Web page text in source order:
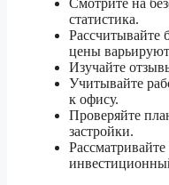
Смотрите на
статистика.
Рассчитывайте
цены
Изучайте
Учитывайте
к офису.
Проверяйте
застройки.
Рассматривайте